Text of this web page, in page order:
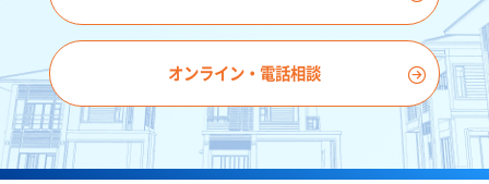
オンライン・電話相談